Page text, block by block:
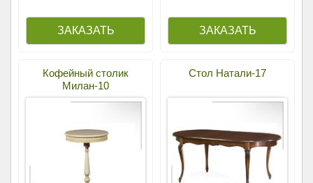
Кофейный столик
Милан-10
Стол Натали-17